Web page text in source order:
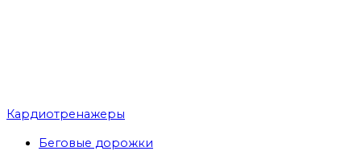
Кардиотренажеры
Беговые дорожки